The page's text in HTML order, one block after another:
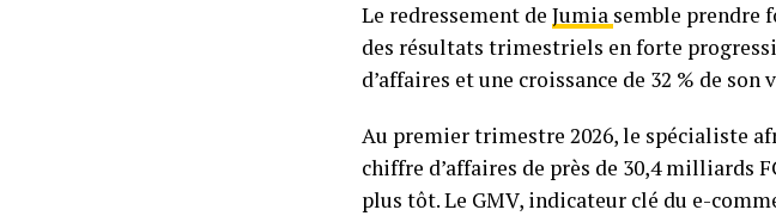
Le redressement de Jumia semble prendre
des résultats trimestriels en forte
d’affaires et une croissance de 32 % de
Au premier trimestre 2026, le spécialiste
chiffre d’affaires de près de 30,4 milliards
plus tôt. Le GMV, indicateur clé du e-